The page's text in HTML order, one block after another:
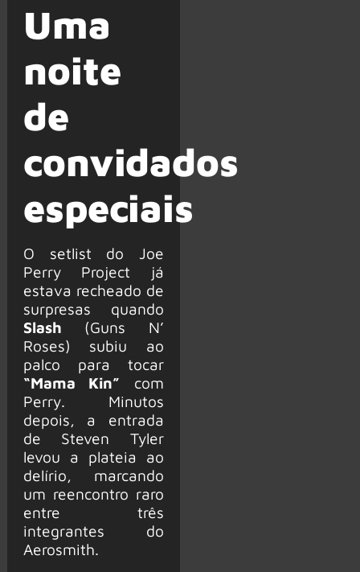
Uma
noite
de
convidados
especiais
O setlist do Joe
Perry Project já
estava recheado de
surpresas quando
Slash (Guns N’
Roses) subiu ao
palco para tocar
“Mama Kin” com
Perry. Minutos
depois, a entrada
de Steven Tyler
levou a plateia ao
delírio, marcando
um reencontro raro
entre três
integrantes do
Aerosmith.